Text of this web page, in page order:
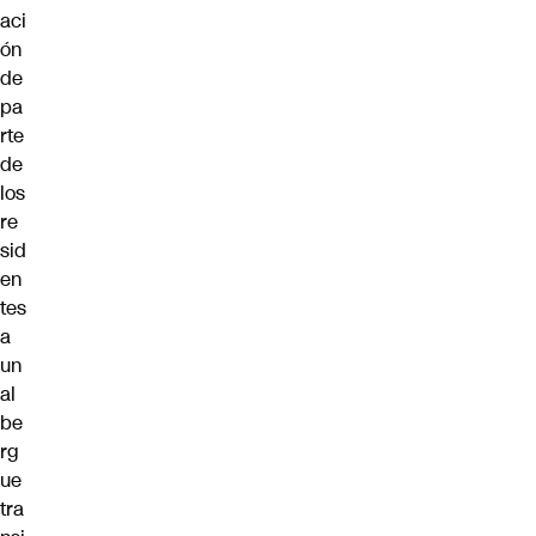
aci
ón
de
pa
rte
de
los
re
sid
en
tes
a
un
al
be
rg
ue
tra